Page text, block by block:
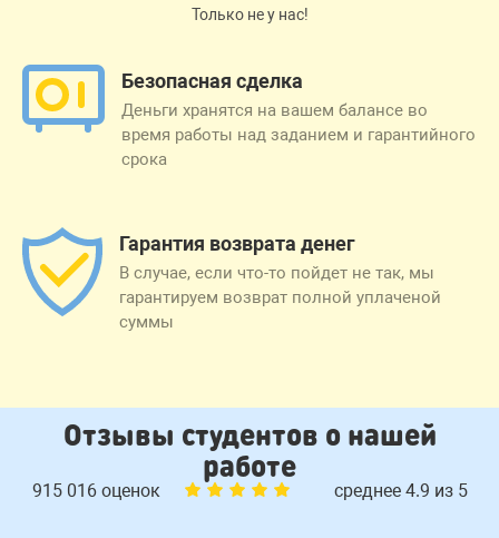
Только не у нас!
Безопасная сделка
Деньги хранятся на вашем балансе во
время работы над заданием и гарантийного
срока
Гарантия возврата денег
В случае, если что-то пойдет не так, мы
гарантируем возврат полной уплаченой
суммы
Отзывы студентов о нашей
работе
915 016 оценок среднее 4.9 из 5